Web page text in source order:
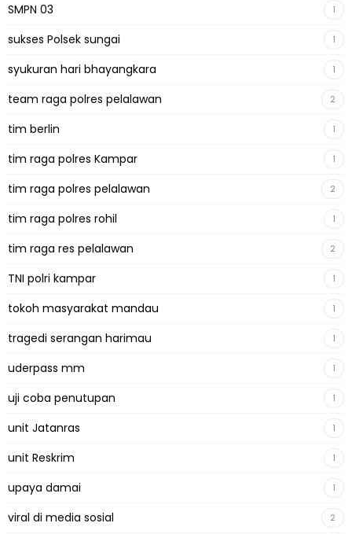
SMPN 03 1
sukses Polsek sungai 1
syukuran hari bhayangkara 1
team raga polres pelalawan 2
tim berlin 1
tim raga polres Kampar 1
tim raga polres pelalawan 2
tim raga polres rohil 1
tim raga res pelalawan 2
TNI polri kampar 1
tokoh masyarakat mandau 1
tragedi serangan harimau 1
uderpass mm 1
uji coba penutupan 1
unit Jatanras 1
unit Reskrim 1
upaya damai 1
viral di media sosial 2